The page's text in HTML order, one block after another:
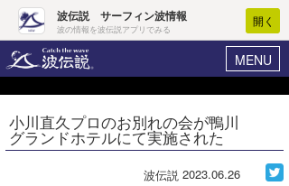
波伝説 サーフィン波情報
波の情報を波伝説アプリでみる
開く
MENU
ヘルプ マイホーム
ログイン
小川直久プロのお別れの会が鴨川
グランドホテルにて実施された
波伝説 2023.06.26
Core Surf Japan